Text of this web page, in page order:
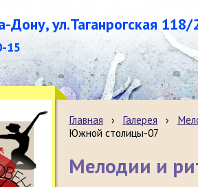
Дону, ул.Таганрогская 118/
15
Главная › Галерея ›
Южной столицы-07
Мелодии и